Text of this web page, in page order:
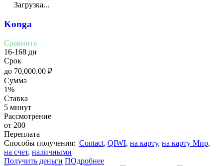
Загрузка...
Konga
Сравнить
16-168 дн
Срок
до 70,000.00 ₽
Сумма
1%
Ставка
5 минут
Рассмотрение
от 200
Переплата
Cпособы получения: Contact, QIWI, на карту, на карту Мир,
на счет, наличными
Получить деньги ПОдробнее